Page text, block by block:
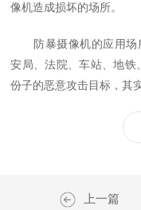
像机造成损坏的场所。
防暴摄像机的应用场
安局、法院、车站、地
份子的恶意攻击目标，其
上一篇